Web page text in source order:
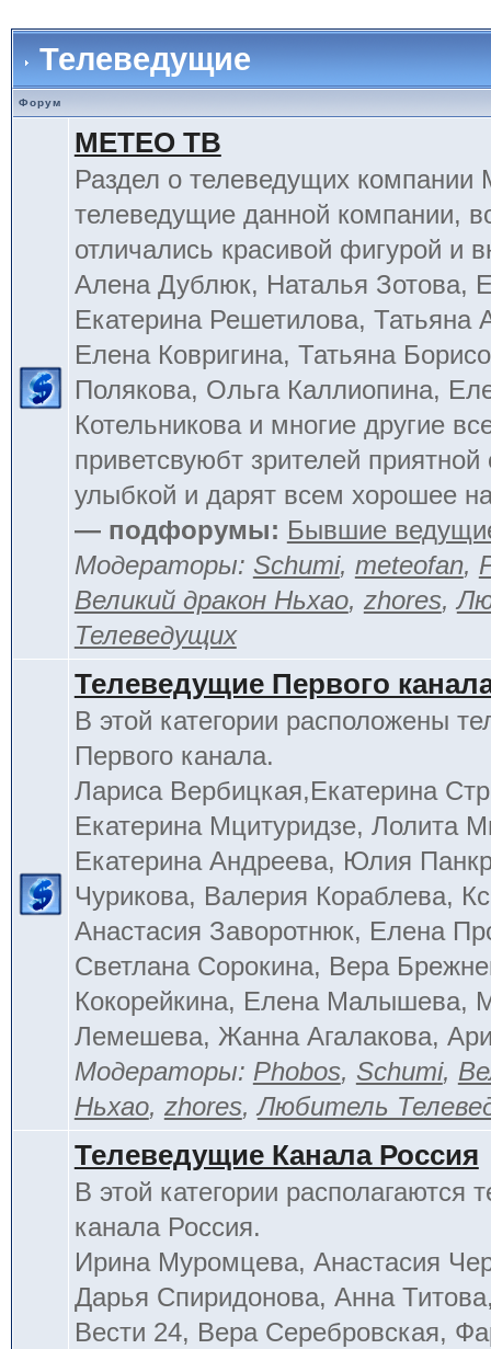
Телеведущие
Форум
МЕТЕО ТВ
Раздел о телеведущих
телеведущие данной компании,
отличались красивой фигурой и
Алена Дублюк, Наталья Зотова,
Екатерина Решетилова, Татьяна
Елена Ковригина, Татьяна
Полякова, Ольга Каллиопина,
Котельникова и многие другие
приветсвуюбт зрителей приятной
улыбкой и дарят всем хорошее
— подфорумы: Бывшие
Модераторы: Schumi, meteofan,
Великий дракон Ньхао, zhores,
Телеведущих
Телеведущие Первого
В этой категории расположены
Первого канала.
Лариса Вербицкая,Екатерина
Екатерина Мцитуридзе, Лолита
Екатерина Андреева, Юлия
Чурикова, Валерия Кораблева,
Анастасия Заворотнюк, Елена
Светлана Сорокина, Вера
Кокорейкина, Елена Малышева,
Лемешева, Жанна Агалакова,
Модераторы: Phobos, Schumi,
Ньхао, zhores,Любитель
Телеведущие Канала Россия
В этой категории располагаются
канала Россия.
Ирина Муромцева, Анастасия
Дарья Спиридонова, Анна
Вести 24, Вера Серебровская,